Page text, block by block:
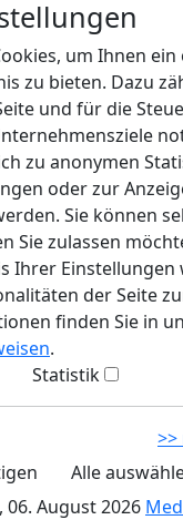
um Ihnen ein
zu bieten. Dazu
und für die
zu anonymen
oder zur
Sie können
Sie zulassen
Ihrer
der Seite
finden Sie in
.
Statistik
Alle
August 2026